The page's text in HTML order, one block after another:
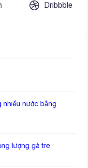
Dribbble
nhiều nước bằng
lượng gà tre